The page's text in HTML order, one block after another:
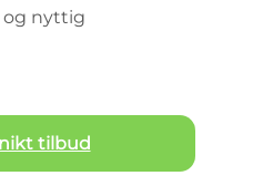
og nyttig
tilbud